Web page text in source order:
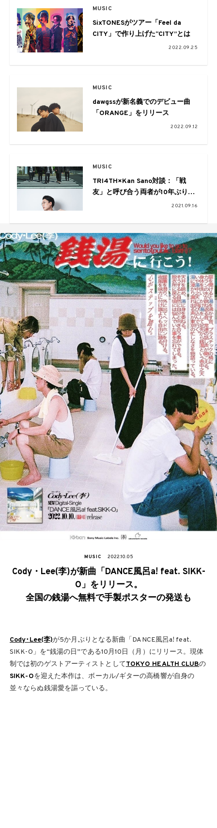
MUSIC
SixTONESがツアー「Feel da
CITY」で作り上げた“CITY”とは
2022.09.25
MUSIC
dawgssが新名義でのデビュー曲
「ORANGE」をリリース
2022.09.12
MUSIC
TRI4TH×Kan Sano対談：「戦
友」と呼び合う両者が10年ぶりに
一緒に音楽を鳴らせた意義とそこ
2021.09.16
MUSIC 2022.10.05
Cody・Lee(李)が新曲「DANCE風呂a! feat. SIKK-
O」をリリース。
全国の銭湯へ無料で手製ポスターの発送も
Cody･Lee(李)が5か月ぶりとなる新曲「DANCE風呂a! feat.
SIKK-O」を“銭湯の日”である10月10日（月）にリリース。現体
制では初のゲストアーティストとしてTOKYO HEALTH CLUBの
SIKK-Oを迎えた本作は、ボーカル/ギターの高橋響が自身の
並々ならぬ銭湯愛を謳っている。